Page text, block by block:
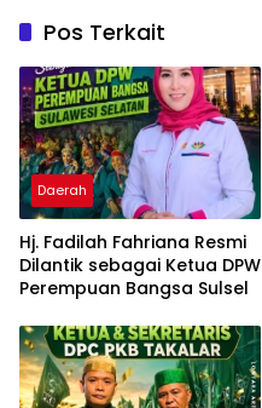
Pos Terkait
Daerah
Hj. Fadilah Fahriana Resmi
Dilantik sebagai Ketua DPW
Perempuan Bangsa Sulsel